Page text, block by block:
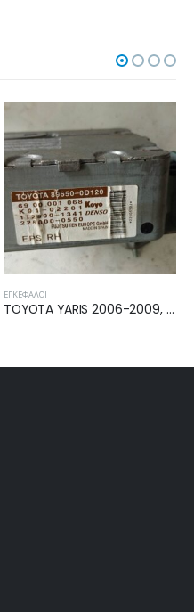
ΕΓΚΈΦΑΛΟΙ
TOYOTA YARIS 2006-2011 ΕΓΚΕΦΑΛΟΣ ECU 89661-0D450